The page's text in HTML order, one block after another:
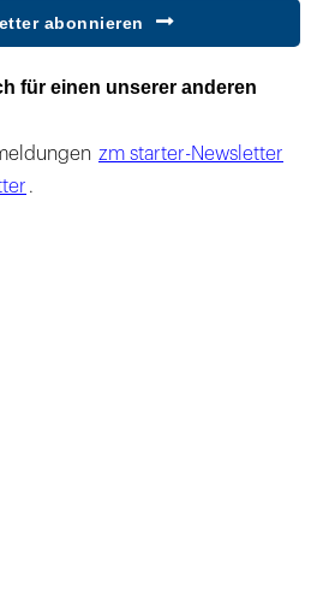
abonnieren
für einen unserer anderen
zm starter-Newsletter
.